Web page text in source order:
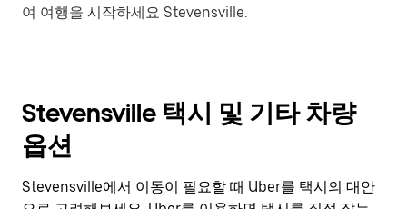
여 여행을 시작하세요 Stevensville.
Stevensville 택시 및 기타 차량
옵션
Stevensville에서 이동이 필요할 때 Uber를 택시의 대안